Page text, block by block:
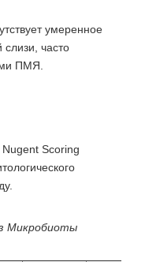
умеренное
слизи, часто
ПМЯ.
Scoring
Микробиоты